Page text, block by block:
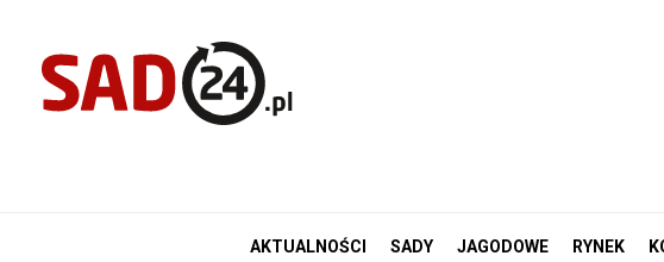
AKTUALNOŚCI SADY JAGODOWE RYNEK